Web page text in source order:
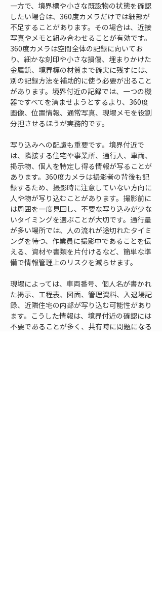
一方で、境界標や小さな既設物の状態を確認
したい場合は、360度カメラだけでは細部が
不足することがあります。その場合は、近接
写真やメモと組み合わせることが有効です。
360度カメラは空間全体の記録に向いてお
り、細かな刻印や小さな損傷、埋まりかけた
金属鋲、境界標の材質まで確実に残すには、
別の記録方法を補助的に使う必要が出ること
があります。境界付近の記録では、一つの機
器ですべてを済ませようとするより、360度
画像、位置情報、通常写真、現場メモを役割
分担させるほうが実務的です。
写り込みへの配慮も重要です。境界付近で
は、隣接する住宅や事業所、通行人、車両、
掲示物、個人を特定し得る情報が写ることが
あります。360度カメラは撮影者の背後も記
録するため、撮影時に注意していない方向に
人や物が写り込むことがあります。撮影前に
は周囲を一度見回し、不要な写り込みが少な
いタイミングを選ぶことが大切です。通行量
が多い場所では、人の流れが途切れたタイミ
ングを待つ、作業員に撮影中であることを伝
える、資材や書類を片付けるなど、簡単な準
備で情報管理上のリスクを減らせます。
現場によっては、車両番号、個人名が書かれ
た掲示、工程表、図面、管理資料、入退場記
録、近隣住宅の内部が写り込む可能性があり
ます。こうした情報は、境界付近の確認には
不要であることが多く、共有時に問題になる